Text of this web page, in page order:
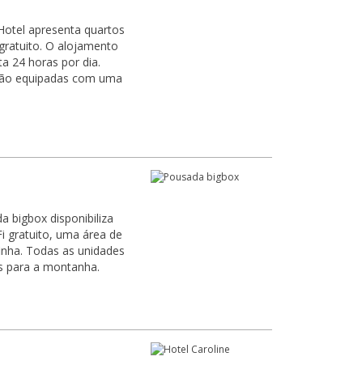
apresenta quartos
O alojamento
24 horas por dia.
equipadas com uma
bigbox disponibiliza
gratuito, uma área de
para a montanha.